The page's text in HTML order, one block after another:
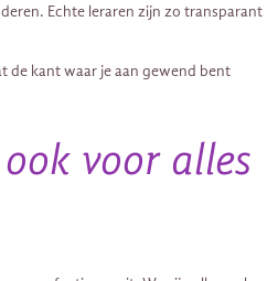
Echte leraren zijn zo transparant
de kant waar je aan gewend bent
voor alles